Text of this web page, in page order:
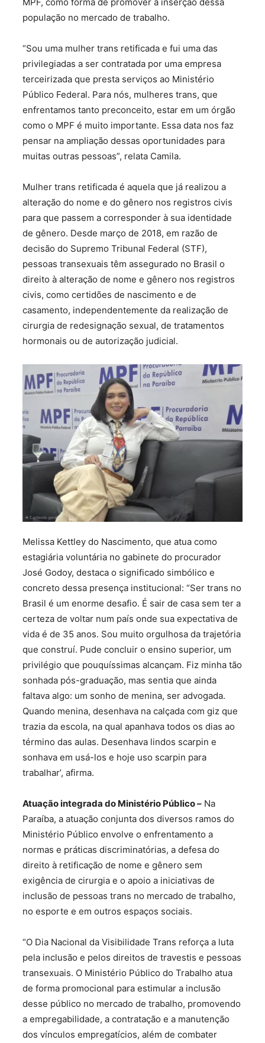
MPF, como forma de promover a inserção dessa
população no mercado de trabalho.
“Sou uma mulher trans retificada e fui uma das
privilegiadas a ser contratada por uma empresa
terceirizada que presta serviços ao Ministério
Público Federal. Para nós, mulheres trans, que
enfrentamos tanto preconceito, estar em um órgão
como o MPF é muito importante. Essa data nos faz
pensar na ampliação dessas oportunidades para
muitas outras pessoas”, relata Camila.
Mulher trans retificada é aquela que já realizou a
alteração do nome e do gênero nos registros civis
para que passem a corresponder à sua identidade
de gênero. Desde março de 2018, em razão de
decisão do Supremo Tribunal Federal (STF),
pessoas transexuais têm assegurado no Brasil o
direito à alteração de nome e gênero nos registros
civis, como certidões de nascimento e de
casamento, independentemente da realização de
cirurgia de redesignação sexual, de tratamentos
hormonais ou de autorização judicial.
Melissa Kettley do Nascimento, que atua como
estagiária voluntária no gabinete do procurador
José Godoy, destaca o significado simbólico e
concreto dessa presença institucional: “Ser trans no
Brasil é um enorme desafio. É sair de casa sem ter a
certeza de voltar num país onde sua expectativa de
vida é de 35 anos. Sou muito orgulhosa da trajetória
que construí. Pude concluir o ensino superior, um
privilégio que pouquíssimas alcançam. Fiz minha tão
sonhada pós-graduação, mas sentia que ainda
faltava algo: um sonho de menina, ser advogada.
Quando menina, desenhava na calçada com giz que
trazia da escola, na qual apanhava todos os dias ao
término das aulas. Desenhava lindos scarpin e
sonhava em usá-los e hoje uso scarpin para
trabalhar’, afirma.
Atuação integrada do Ministério Público –Na
Paraíba, a atuação conjunta dos diversos ramos do
Ministério Público envolve o enfrentamento a
normas e práticas discriminatórias, a defesa do
direito à retificação de nome e gênero sem
exigência de cirurgia e o apoio a iniciativas de
inclusão de pessoas trans no mercado de trabalho,
no esporte e em outros espaços sociais.
“O Dia Nacional da Visibilidade Trans reforça a luta
pela inclusão e pelos direitos de travestis e pessoas
transexuais. O Ministério Público do Trabalho atua
de forma promocional para estimular a inclusão
desse público no mercado de trabalho, promovendo
a empregabilidade, a contratação e a manutenção
dos vínculos empregatícios, além de combater